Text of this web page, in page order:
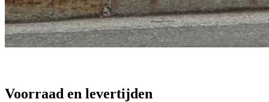
Voorraad en levertijden